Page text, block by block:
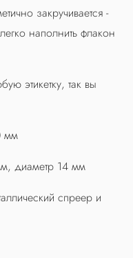
закручивается -
наполнить флакон
этикетку, так вы
мм
диаметр 14 мм
спреер и